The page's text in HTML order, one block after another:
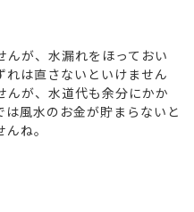
んが、水漏れをほっておい
れは直さないといけません
んが、水道代も余分にかか
風水のお金が貯まらないと
ね。